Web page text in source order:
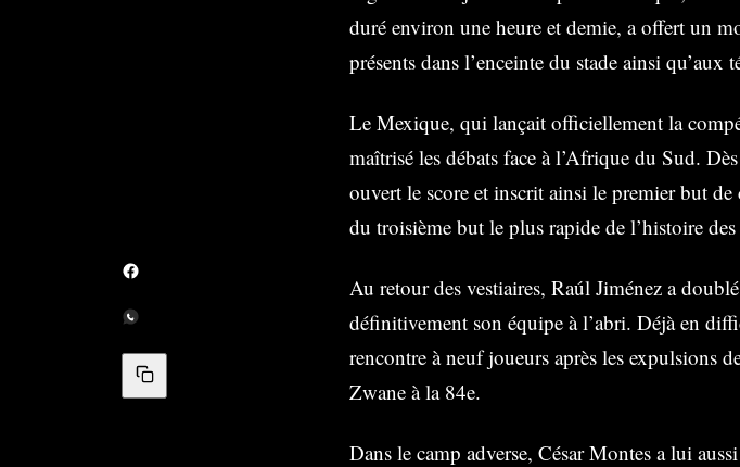
duré environ une heure et demie, a offert un
présents dans l’enceinte du stade ainsi qu’aux
Le Mexique, qui lançait officiellement la
maîtrisé les débats face à l’Afrique du Sud.
ouvert le score et inscrit ainsi le premier but
du troisième but le plus rapide de l’histoire
Au retour des vestiaires, Raúl Jiménez a
définitivement son équipe à l’abri. Déjà en
rencontre à neuf joueurs après les expulsions
Zwane à la 84e.
Dans le camp adverse, César Montes a lui